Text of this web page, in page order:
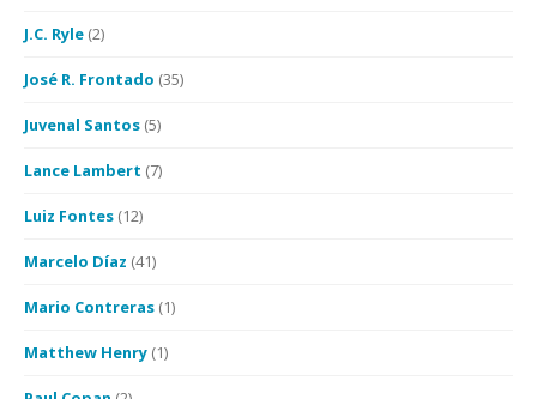
J.C. Ryle (2)
José R. Frontado (35)
Juvenal Santos (5)
Lance Lambert (7)
Luiz Fontes (12)
Marcelo Díaz (41)
Mario Contreras (1)
Matthew Henry (1)